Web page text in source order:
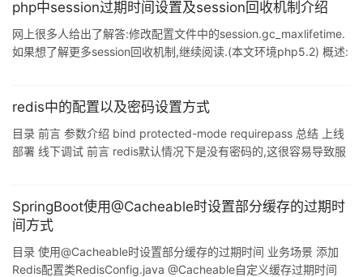
php中session过期时间设置及session回收机制介绍
网上很多人给出了解答:修改配置文件中的session.gc_maxlifetime.
如果想了解更多session回收机制,继续阅读.(本文环境php5.2) 概述:
改时间到现在超过了1440秒(gc_maxlifetime的值),就将其删除,意味
redis中的配置以及密码设置方式
目录 前言 参数介绍 bind protected-mode requirepass 总结 上线
部署 线下调试 前言 redis默认情况下是没有密码的,这很容易导致服
需要看参数介绍,直接看总结!!! 参数介绍 redis中主要有三个参数来
进行安全控制的,也是我们最常用的三个. bind ①这个参数默认值是
SpringBoot使用@Cacheable时设置部分缓存的过期时
间方式
目录 使用@Cacheable时设置部分缓存的过期时间 业务场景 添加
Redis配置类RedisConfig.java @Cacheable自定义缓存过期时间